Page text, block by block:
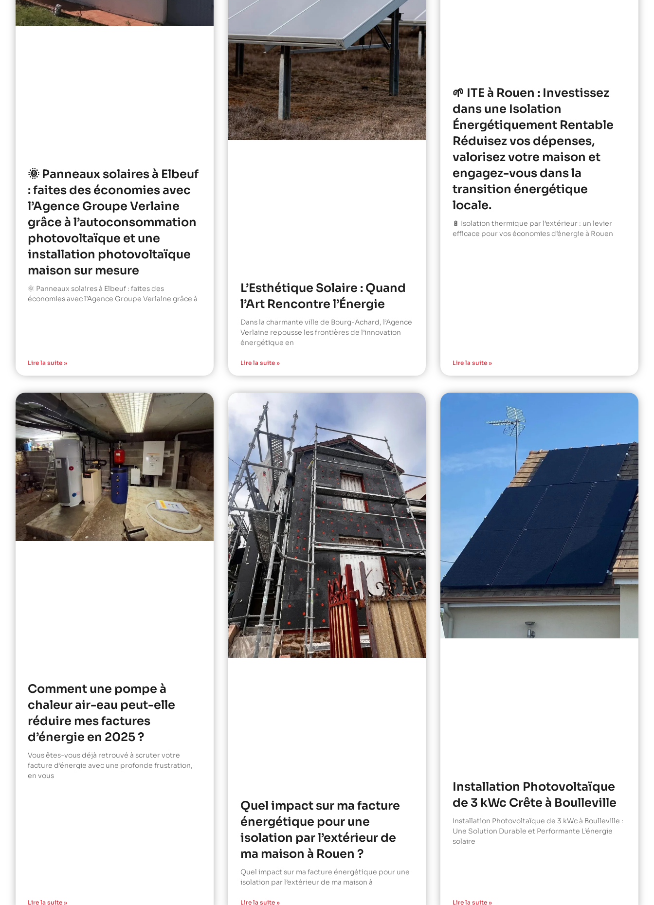
🌞 Panneaux solaires à Elbeuf
: faites des économies avec
l’Agence Groupe Verlaine
grâce à l’autoconsommation
photovoltaïque et une
installation photovoltaïque
maison sur mesure
🌞 Panneaux solaires à Elbeuf : faites des
économies avec l’Agence Groupe Verlaine grâce à
Lire la suite »
L’Esthétique Solaire : Quand
l’Art Rencontre l’Énergie
Dans la charmante ville de Bourg-Achard, l’Agence
Verlaine repousse les frontières de l’innovation
énergétique en
Lire la suite »
🌱 ITE à Rouen : Investissez
dans une Isolation
Énergétiquement Rentable
Réduisez vos dépenses,
valorisez votre maison et
engagez-vous dans la
transition énergétique
locale.
🔋 Isolation thermique par l’extérieur : un levier
efficace pour vos économies d’énergie à Rouen
Lire la suite »
Comment une pompe à
chaleur air-eau peut-elle
réduire mes factures
d’énergie en 2025 ?
Vous êtes-vous déjà retrouvé à scruter votre
facture d’énergie avec une profonde frustration,
en vous
Lire la suite »
Quel impact sur ma facture
énergétique pour une
isolation par l’extérieur de
ma maison à Rouen ?
Quel impact sur ma facture énergétique pour une
isolation par l’extérieur de ma maison à
Lire la suite »
Installation Photovoltaïque
de 3 kWc Crête à Boulleville
Installation Photovoltaïque de 3 kWc à Boulleville :
Une Solution Durable et Performante L’énergie
solaire
Lire la suite »